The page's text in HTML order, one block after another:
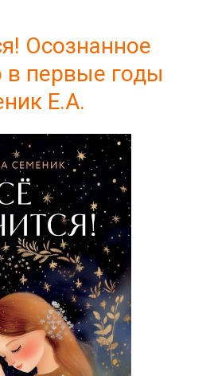
Осознанное
в первые годы
Е.А.